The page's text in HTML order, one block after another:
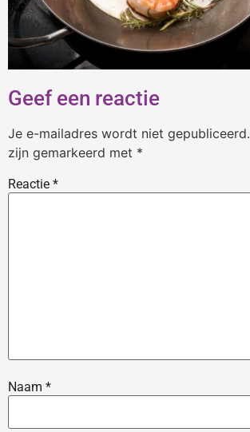
Geef een reactie
Je e-mailadres wordt niet gepubliceerd.
zijn gemarkeerd met *
Reactie *
Naam *